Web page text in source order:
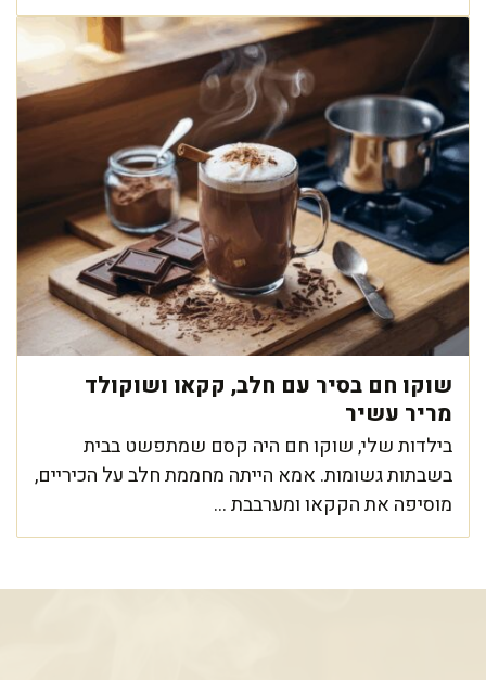
שוקו חם בסיר עם חלב, קקאו ושוקולד
מריר עשיר
בילדות שלי, שוקו חם היה קסם שמתפשט בבית
בשבתות גשומות. אמא הייתה מחממת חלב על הכיריים,
מוסיפה את הקקאו ומערבבת ...